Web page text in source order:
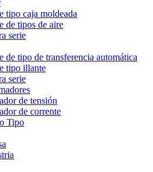
tipo caja moldeada
de tipos de aire
serie
de tipo de transferencia automática
tipo illante
serie
de tensión
de corrente
Tipo